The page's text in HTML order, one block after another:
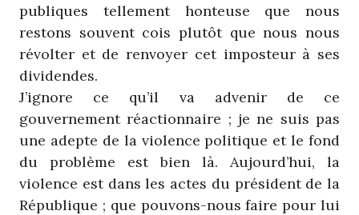
publiques tellement honteuse que nous
restons souvent cois plutôt que nous nous
révolter et de renvoyer cet imposteur à ses
dividendes.
J’ignore ce qu’il va advenir de ce
gouvernement réactionnaire ; je ne suis pas
une adepte de la violence politique et le fond
du problème est bien là. Aujourd’hui, la
violence est dans les actes du président de la
République ; que pouvons-nous faire pour lui